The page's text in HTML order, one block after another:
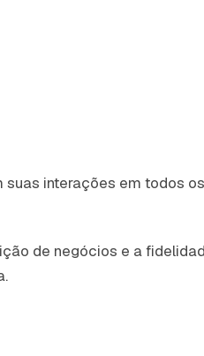
interações em todos
de negócios e a